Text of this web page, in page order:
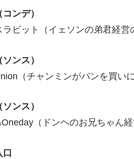
ンデ）
ラビット（イェソンの弟君経営
ンス）
（チャンミンがパンを買い
ンス）
（ドンヘのお兄ちゃん経